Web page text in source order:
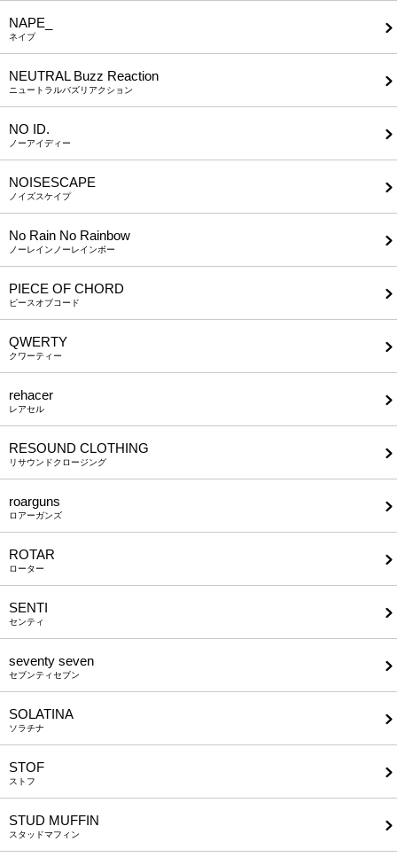
NAPE_
ネイプ
NEUTRAL Buzz Reaction
ニュートラルバズリアクション
NO ID.
ノーアイディー
NOISESCAPE
ノイズスケイプ
No Rain No Rainbow
ノーレインノーレインボー
PIECE OF CHORD
ピースオブコード
QWERTY
クワーティー
rehacer
レアセル
RESOUND CLOTHING
リサウンドクロージング
roarguns
ロアーガンズ
ROTAR
ローター
SENTI
センティ
seventy seven
セブンティセブン
SOLATINA
ソラチナ
STOF
ストフ
STUD MUFFIN
スタッドマフィン